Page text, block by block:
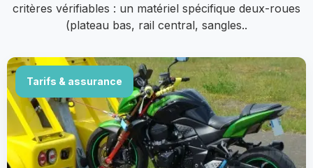
critères vérifiables : un matériel spécifique deux-roues
(plateau bas, rail central, sangles..
Tarifs & assurance